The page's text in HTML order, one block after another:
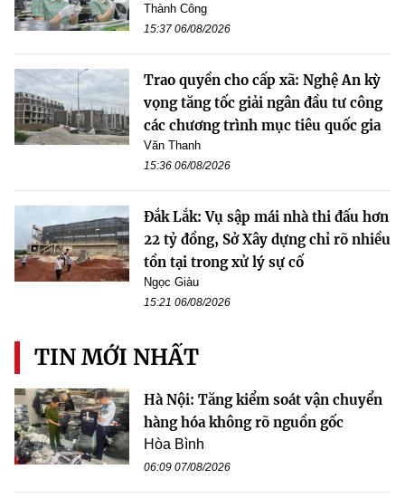
Thành Công
15:37 06/08/2026
Trao quyền cho cấp xã: Nghệ An kỳ
vọng tăng tốc giải ngân đầu tư công
các chương trình mục tiêu quốc gia
Văn Thanh
15:36 06/08/2026
Đắk Lắk: Vụ sập mái nhà thi đấu hơn
22 tỷ đồng, Sở Xây dựng chỉ rõ nhiều
tồn tại trong xử lý sự cố
Ngọc Giàu
15:21 06/08/2026
TIN MỚI NHẤT
Hà Nội: Tăng kiểm soát vận chuyển
hàng hóa không rõ nguồn gốc
Hòa Bình
06:09 07/08/2026